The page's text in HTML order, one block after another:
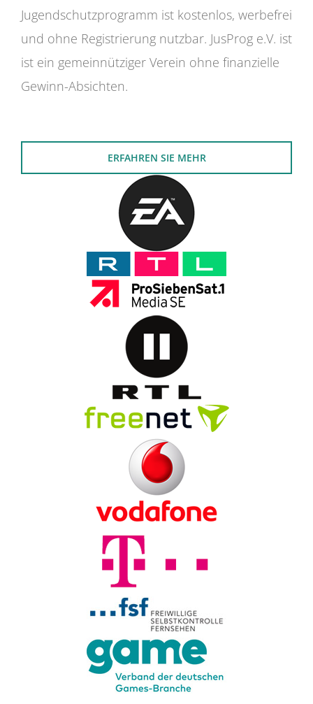
Jugendschutzprogramm ist kostenlos, werbefrei
und ohne Registrierung nutzbar. JusProg e.V. ist
ist ein gemeinnütziger Verein ohne finanzielle
Gewinn-Absichten.
ERFAHREN SIE MEHR